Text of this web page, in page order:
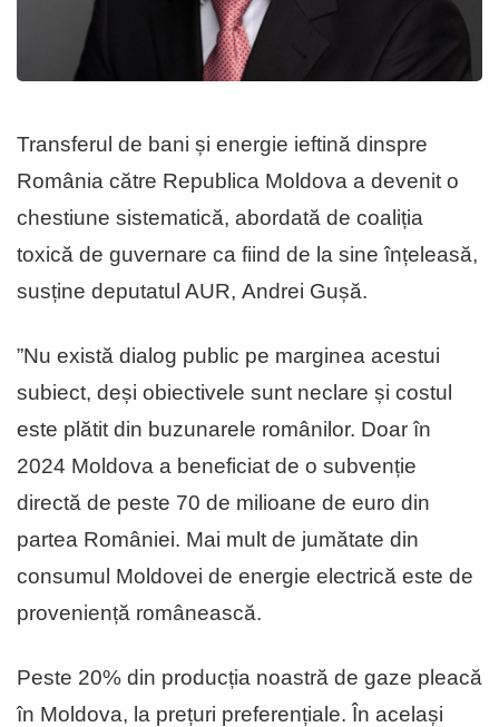
Transferul de bani și energie ieftină dinspre
România către Republica Moldova a devenit o
chestiune sistematică, abordată de coaliția
toxică de guvernare ca fiind de la sine înțeleasă,
susține deputatul AUR, Andrei Gușă.
”Nu există dialog public pe marginea acestui
subiect, deși obiectivele sunt neclare și costul
este plătit din buzunarele românilor. Doar în
2024 Moldova a beneficiat de o subvenție
directă de peste 70 de milioane de euro din
partea României. Mai mult de jumătate din
consumul Moldovei de energie electrică este de
proveniență românească.
Peste 20% din producția noastră de gaze pleacă
în Moldova, la prețuri preferențiale. În același